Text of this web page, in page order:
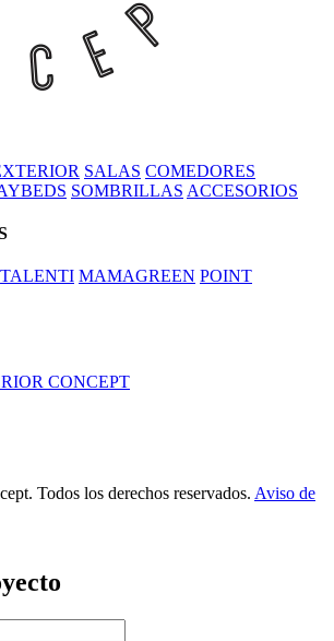
SALAS COMEDORES
SOMBRILLAS ACCESORIOS
TALENTI MAMAGREEN POINT
CONCEPT
Todos los derechos reservados. Aviso de